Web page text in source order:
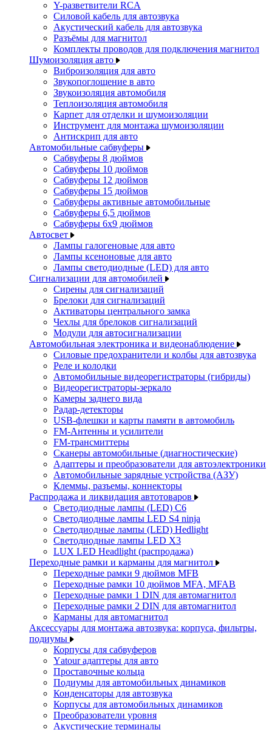
Y-разветвители RCA
Силовой кабель для автозвука
Акустический кабель для автозвука
Разъёмы для магнитол
Комплекты проводов для подключения магнитол
Шумоизоляция авто
Виброизоляция для авто
Звукопоглощение в авто
Звукоизоляция автомобиля
Теплоизоляция автомобиля
Карпет для отделки и шумоизоляции
Инструмент для монтажа шумоизоляции
Антискрип для авто
Автомобильные сабвуферы
Сабвуферы 8 дюймов
Сабвуферы 10 дюймов
Сабвуферы 12 дюймов
Сабвуферы 15 дюймов
Сабвуферы активные автомобильные
Сабвуферы 6,5 дюймов
Сабвуферы 6x9 дюймов
Автосвет
Лампы галогеновые для авто
Лампы ксеноновые для авто
Лампы светодиодные (LED) для авто
Сигнализации для автомобилей
Сирены для сигнализаций
Брелоки для сигнализаций
Активаторы центрального замка
Чехлы для брелоков сигнализаций
Модули для автосигнализации
Автомобильная электроника и видеонаблюдение
Силовые предохранители и колбы для автозвука
Реле и колодки
Автомобильные видеорегистраторы (гибриды)
Видеорегистраторы-зеркало
Камеры заднего вида
Радар-детекторы
USB-флешки и карты памяти в автомобиль
FM-Антенны и усилители
FM-трансмиттеры
Сканеры автомобильные (диагностические)
Адаптеры и преобразователи для автоэлектроники
Автомобильные зарядные устройства (АЗУ)
Клеммы, разъемы, коннекторы
Распродажа и ликвидация автотоваров
Светодиодные лампы (LED) C6
Светодиодные лампы LED S4 ninja
Светодиодные лампы (LED) Hedlight
Светодиодные лампы LED X3
LUX LED Headlight (распродажа)
Переходные рамки и карманы для магнитол
Переходные рамки 9 дюймов MFB
Переходные рамки 10 дюймов MFA, MFAB
Переходные рамки 1 DIN для автомагнитол
Переходные рамки 2 DIN для автомагнитол
Карманы для автомагнитол
Аксессуары для монтажа автозвука: корпуса, фильтры,
подиумы
Корпусы для сабвуферов
Yаtour адаптеры для авто
Проставочные кольца
Подиумы для автомобильных динамиков
Конденсаторы для автозвука
Корпусы для автомобильных динамиков
Преобразователи уровня
Акустические терминалы